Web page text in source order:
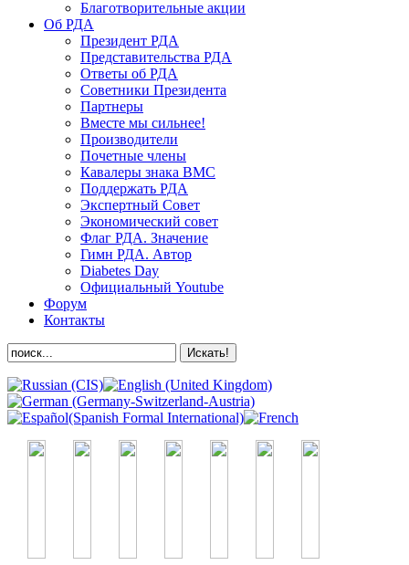
Благотворительные акции
Об РДА
Президент РДА
Представительства РДА
Ответы об РДА
Советники Президента
Партнеры
Вместе мы сильнее!
Производители
Почетные члены
Кавалеры знака ВМС
Поддержать РДА
Экспертный Совет
Экономический совет
Флаг РДА. Значение
Гимн РДА. Автор
Diabetes Day
Официальный Youtube
Форум
Контакты